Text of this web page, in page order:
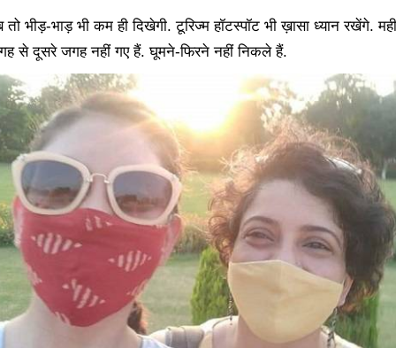
भीड़-भाड़ भी कम ही दिखेगी. टूरिज्म हॉटस्पॉट भी ख़ासा ध्यान रखेंगे.
से दूसरे जगह नहीं गए हैं. घूमने-फिरने नहीं निकले हैं.